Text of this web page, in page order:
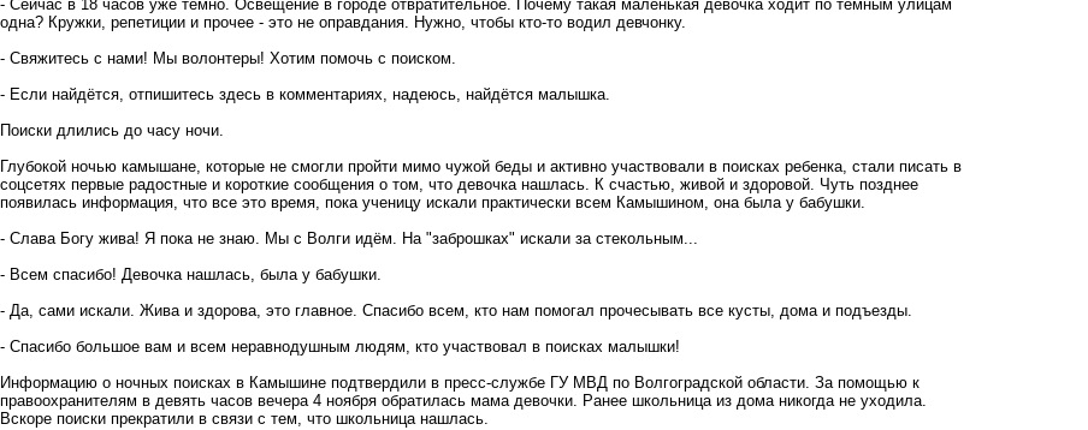
- Сейчас в 18 часов уже темно. Освещение в городе отвратительное. Почему такая маленькая девочка ходит по темным улицам
одна? Кружки, репетиции и прочее - это не оправдания. Нужно, чтобы кто-то водил девчонку.
- Свяжитесь с нами! Мы волонтеры! Хотим помочь с поиском.
- Если найдётся, отпишитесь здесь в комментариях, надеюсь, найдётся малышка.
Поиски длились до часу ночи.
Глубокой ночью камышане, которые не смогли пройти мимо чужой беды и активно участвовали в поисках ребенка, стали писать в
соцсетях первые радостные и короткие сообщения о том, что девочка нашлась. К счастью, живой и здоровой. Чуть позднее
появилась информация, что все это время, пока ученицу искали практически всем Камышином, она была у бабушки.
- Слава Богу жива! Я пока не знаю. Мы с Волги идём. На "заброшках" искали за стекольным...
- Всем спасибо! Девочка нашлась, была у бабушки.
- Да, сами искали. Жива и здорова, это главное. Спасибо всем, кто нам помогал прочесывать все кусты, дома и подъезды.
- Спасибо большое вам и всем неравнодушным людям, кто участвовал в поисках малышки!
Информацию о ночных поисках в Камышине подтвердили в пресс-службе ГУ МВД по Волгоградской области. За помощью к
правоохранителям в девять часов вечера 4 ноября обратилась мама девочки. Ранее школьница из дома никогда не уходила.
Вскоре поиски прекратили в связи с тем, что школьница нашлась.